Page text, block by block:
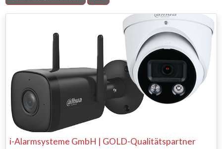
i-Alarmsysteme GmbH | GOLD-Qualitätspartner